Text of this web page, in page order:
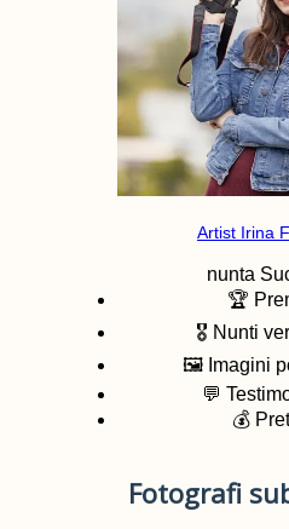
Artist Irina
nunta
🏆
🎖️ Nunti
🖼️ Imagini
💬
💰
Fotografi